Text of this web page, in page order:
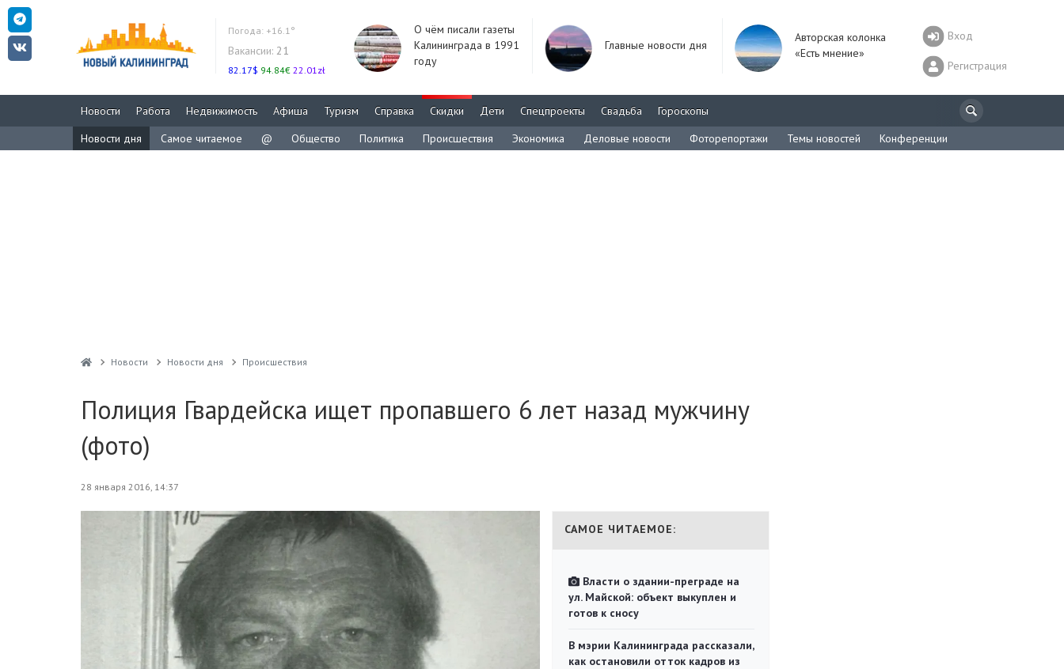
Погода: +16.1°
Вакансии: 21
82.17$ 94.84€ 22.01zł
О чём писали газеты
Калининграда в 1991
году
Главные новости дня
Авторская колонка
«Есть мнение»
Вход
Регистрация
Новости Работа Недвижимость Афиша Туризм Справка Скидки Дети Спецпроекты Свадьба
Гороскопы
Новости дня
Самое читаемое @ Общество Политика Происшествия Экономика Деловые новости Фоторепортажи Темы новостей Конференции
Новости Новости дня Проиcшествия
Полиция Гвардейска ищет пропавшего 6 лет назад мужчину
(фото)
28 января 2016, 14:37
САМОЕ ЧИТАЕМОЕ:
Власти о здании-преграде на
ул. Майской: объект выкуплен и
готов к сносу
В мэрии Калининграда рассказали,
как остановили отток кадров из